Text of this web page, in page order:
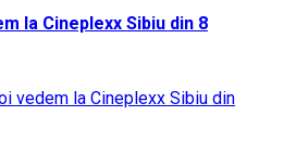
la Cineplexx Sibiu din 8